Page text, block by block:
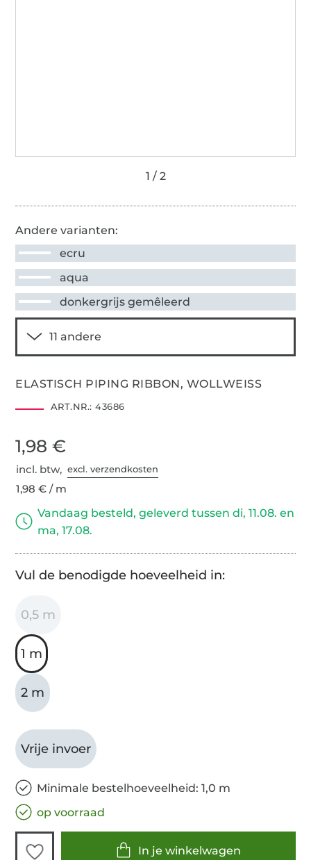
Andere varianten:
ecru
aqua
donkergrijs gemêleerd
ELASTISCH PIPING RIBBON, WOLLWEISS
ART.NR.: 43686
1,98 €
incl. btw,excl. verzendkosten
1,98 € / m
Vandaag besteld, geleverd tussen di, 11.08. en
ma, 17.08.
Vul de benodigde hoeveelheid in:
0,5 m
1 m
2 m
Vrije invoer
Minimale bestelhoeveelheid: 1,0 m
op voorraad
In je winkelwagen